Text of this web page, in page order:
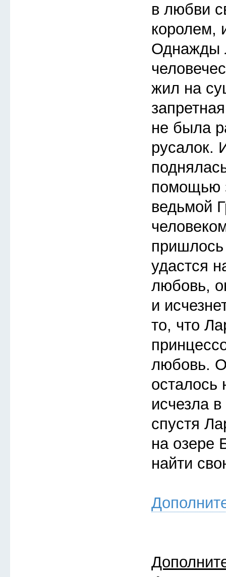
в любви
королем,
Однажды
жил на
не была
русалок.
помощью
ведьмой
удастся
любовь,
и
то, что
любовь.
осталось
исчезла
спустя
на озере
найти